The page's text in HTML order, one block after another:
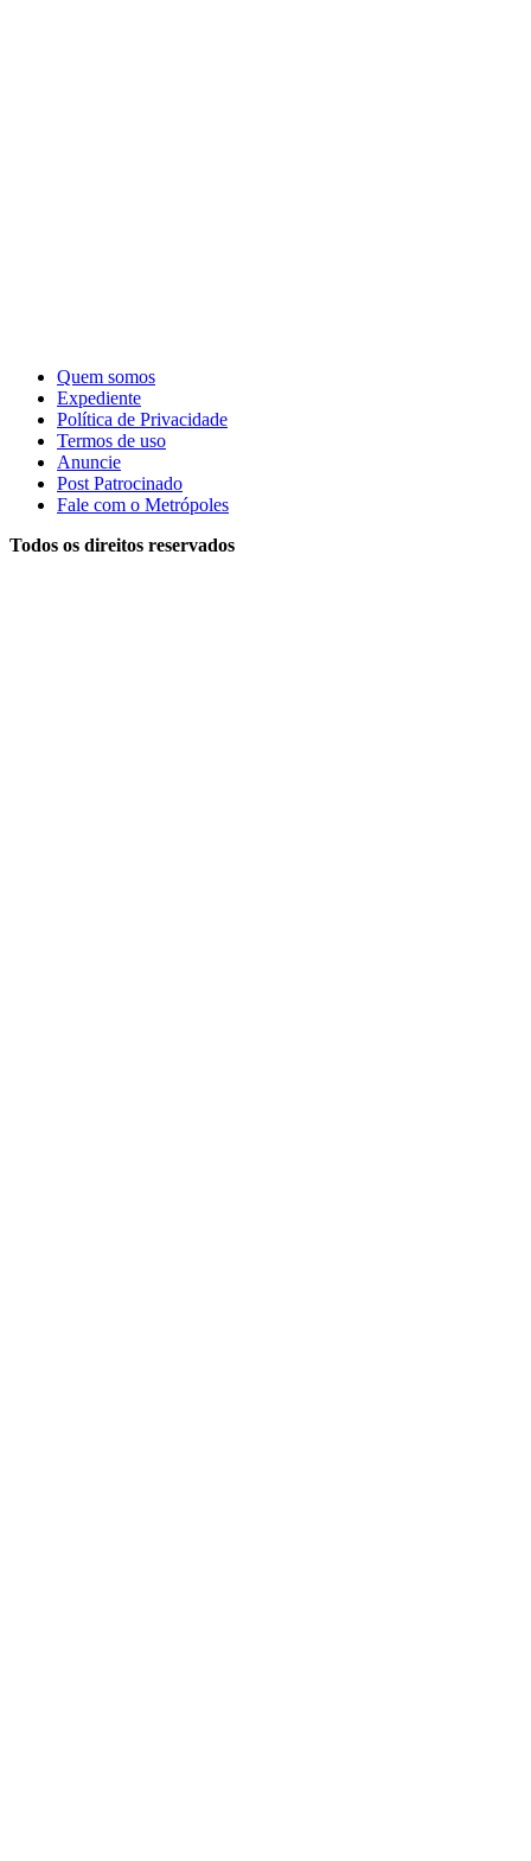
Quem somos
Expediente
Política de Privacidade
Termos de uso
Anuncie
Post Patrocinado
Fale com o Metrópoles
Todos os direitos reservados